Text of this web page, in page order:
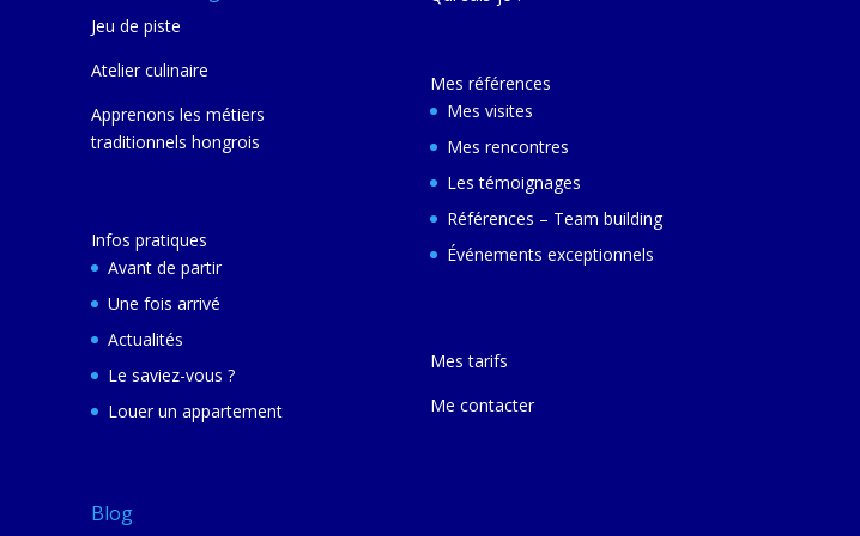
Jeu de piste
Atelier culinaire
Apprenons les métiers
traditionnels hongrois
Infos pratiques
Avant de partir
Une fois arrivé
Actualités
Le saviez-vous ?
Louer un appartement
Blog
Mes références
Mes visites
Mes rencontres
Les témoignages
Références – Team building
Événements exceptionnels
Mes tarifs
Me contacter